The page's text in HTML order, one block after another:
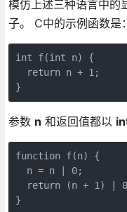
模仿上述三种语言中的
子。 C中的示例函数是：
int f(int n) {
  return n + 1;
}
参数 n 和返回值都以
function f(n) {
  n = n | 0;
return (n + 1) |
}